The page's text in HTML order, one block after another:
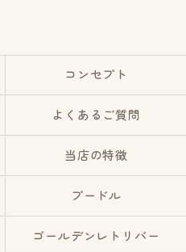
コンセプト
よくあるご質問
当店の特徴
プードル
ゴールデンレトリバー